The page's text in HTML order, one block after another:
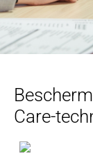
Care-